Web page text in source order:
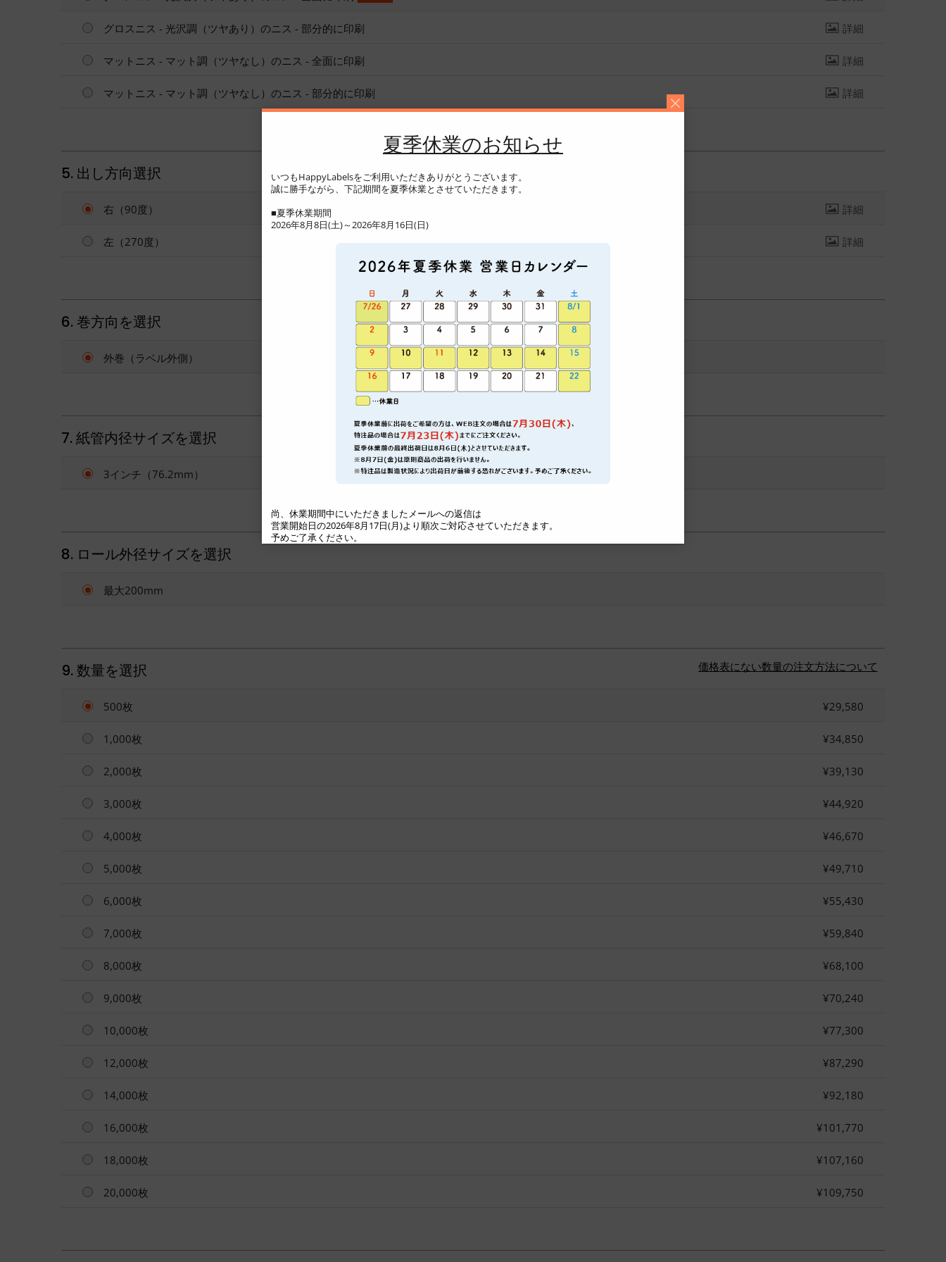
グロスニス - 光沢調（ツヤあり）のニス - 部分的に印刷 詳細
マットニス - マット調（ツヤなし）のニス - 全面に印刷 詳細
マットニス - マット調（ツヤなし）のニス - 部分的に印刷 詳細
5. 出し方向選択
右（90度） 詳細
左（270度） 詳細
6. 巻方向を選択
外巻（ラベル外側）
7. 紙管内径サイズを選択
3インチ（76.2mm）
8. ロール外径サイズを選択
最大200mm
9. 数量を選択 価格表にない数量の注文方法について
500枚 ¥29,580
1,000枚 ¥34,850
2,000枚 ¥39,130
3,000枚 ¥44,920
4,000枚 ¥46,670
5,000枚 ¥49,710
6,000枚 ¥55,430
7,000枚 ¥59,840
8,000枚 ¥68,100
9,000枚 ¥70,240
10,000枚 ¥77,300
12,000枚 ¥87,290
14,000枚 ¥92,180
16,000枚 ¥101,770
18,000枚 ¥107,160
20,000枚 ¥109,750
夏季休業のお知らせ
いつもHappyLabelsをご利用いただきありがとうございます。
誠に勝手ながら、下記期間を夏季休業とさせていただきます。
■夏季休業期間
2026年8月8日(土)～2026年8月16日(日)
尚、休業期間中にいただきましたメールへの返信は
営業開始日の2026年8月17日(月)より順次ご対応させていただきます。
予めご了承ください。